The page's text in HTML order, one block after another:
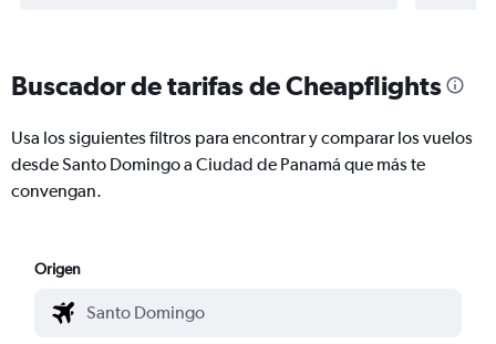
Buscador de tarifas de Cheapflights
Usa los siguientes filtros para encontrar y comparar los vuelos
desde Santo Domingo a Ciudad de Panamá que más te
convengan.
Origen